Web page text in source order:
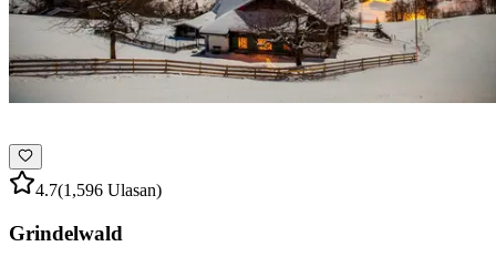
4.7(1,596 Ulasan)
Grindelwald